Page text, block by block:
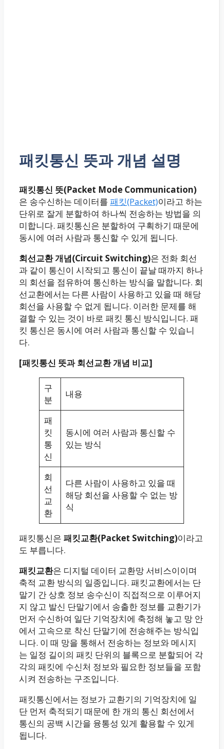
패킷통신 뜻과 개념 설명
패킷통신 뜻(Packet Mode Communication)
은 송수신하는 데이터를 패킷(Packet)이라고 하는
단위로 잘게 분할하여 하나씩 전송하는 방법을 의
미합니다. 패킷통신은 분할하여 구획하기 때문에
동시에 여러 사람과 통신할 수 있게 됩니다.
회선교환 개념(Circuit Switching)은 전화 회선
과 같이 통신이 시작되고 통신이 끝날 때까지 하나
의 회선을 점유하여 통신하는 방식을 말합니다. 회
선교환에서는 다른 사람이 사용하고 있을 때 해당
회선을 사용할 수 없게 됩니다. 이러한 문제를 해
결할 수 있는 것이 바로 패킷 통신 방식입니다. 패
킷 통신은 동시에 여러 사람과 통신할 수 있습니
다.
[패킷통신 뜻과 회선교환 개념 비교]
구
분
내용
패
킷
통
신
동시에 여러 사람과 통신할 수
있는 방식
회
선
교
환
다른 사람이 사용하고 있을 때
해당 회선을 사용할 수 없는 방
식
패킷통신은 패킷교환(Packet Switching)이라고
도 부릅니다.
패킷교환은 디지털 데이터 교환망 서비스이이며
축적 교환 방식의 일종입니다. 패킷교환에서는 단
말기 간 상호 정보 송수신이 직접적으로 이루어지
지 않고 발신 단말기에서 송출한 정보를 교환기가
먼저 수신하여 일단 기억장치에 축정해 놓고 망 안
에서 고속으로 착신 단말기에 전송해주는 방식입
니다. 이 때 망을 통해서 전송하는 정보와 메시지
는 일정 길이의 패킷 단위의 블록으로 분할되어 각
각의 패킷에 수신처 정보와 필요한 정보들을 포함
시켜 전송하는 구조입니다.
패킷통신에서는 정보가 교환기의 기억장치에 일
단 먼저 축적되기 때문에 한 개의 통신 회선에서
통신의 공백 시간을 융통성 있게 활용할 수 있게
됩니다.